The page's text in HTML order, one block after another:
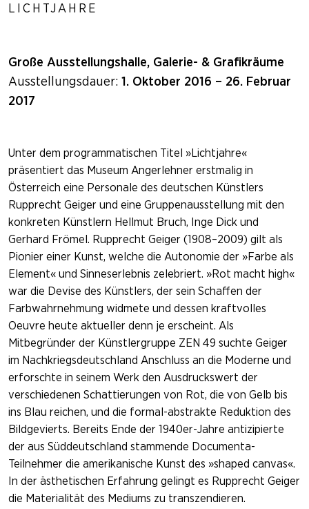
LICHTJAHRE
Große Ausstellungshalle, Galerie- & Grafikräume
Ausstellungsdauer: 1. Oktober 2016 – 26. Februar
2017
Unter dem programmatischen Titel »Lichtjahre«
präsentiert das Museum Angerlehner erstmalig in
Österreich eine Personale des deutschen Künstlers
Rupprecht Geiger und eine Gruppenausstellung mit den
konkreten Künstlern Hellmut Bruch, Inge Dick und
Gerhard Frömel. Rupprecht Geiger (1908–2009) gilt als
Pionier einer Kunst, welche die Autonomie der »Farbe als
Element« und Sinneserlebnis zelebriert. »Rot macht high«
war die Devise des Künstlers, der sein Schaffen der
Farbwahrnehmung widmete und dessen kraftvolles
Oeuvre heute aktueller denn je erscheint. Als
Mitbegründer der Künstlergruppe ZEN 49 suchte Geiger
im Nachkriegsdeutschland Anschluss an die Moderne und
erforschte in seinem Werk den Ausdruckswert der
verschiedenen Schattierungen von Rot, die von Gelb bis
ins Blau reichen, und die formal-abstrakte Reduktion des
Bildgevierts. Bereits Ende der 1940er-Jahre antizipierte
der aus Süddeutschland stammende Documenta-
Teilnehmer die amerikanische Kunst des »shaped canvas«.
In der ästhetischen Erfahrung gelingt es Rupprecht Geiger
die Materialität des Mediums zu transzendieren.